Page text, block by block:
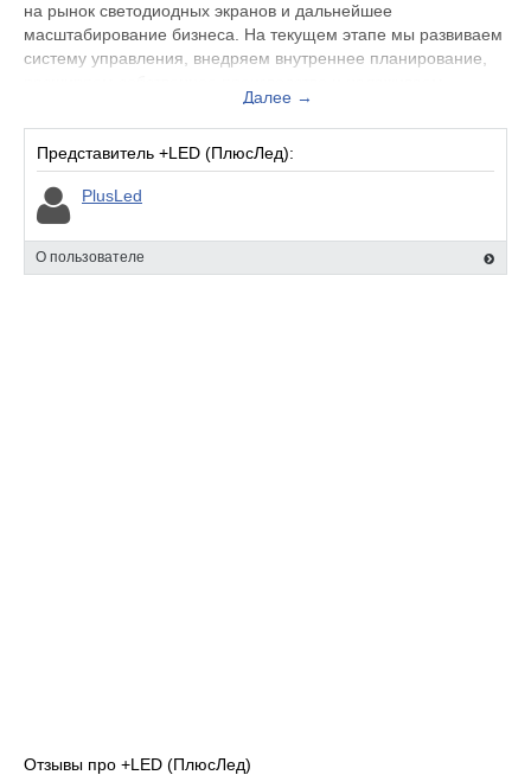
на рынок светодиодных экранов и дальнейшее
масштабирование бизнеса. На текущем этапе мы развиваем
систему управления, внедряем внутреннее планирование,
прямые поставки комплектующих из Китая.
За последний год выручка компании достигла 600 миллионов
рублей, а штат вырос до более чем 40 сотрудников. При этом
бизнес был создан с нуля и развивался без привлечения
внешних инвестиций.
Ближайшая перспектива - увеличение складских запасов
мультимедийного оборудования, улучшение клиентского
сервиса и повышение удовлетворенности заказчиков.
Далее →
Представитель +LED (ПлюсЛед):
PlusLed
О пользователе
Отзывы про +LED (ПлюсЛед)